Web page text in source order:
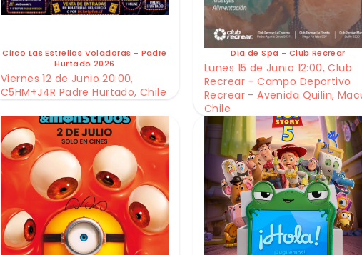
Circo Las Estrellas Voladoras - Padre
Hurtado 2026
Viernes 12 de Junio 20:00,
C5HM+J4R Padre Hurtado, Chile
Dia de Spa - Club Recrear
Lunes 15 de Junio 12:00, Club
Recrear - Campo Deportivo
Recrear - Avenida Quilin,
Chile